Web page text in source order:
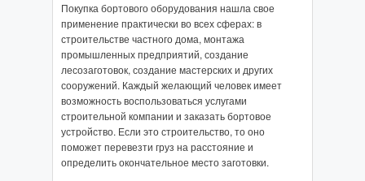
Покупка бортового оборудования нашла свое
применение практически во всех сферах: в
строительстве частного дома, монтажа
промышленных предприятий, создание
лесозаготовок, создание мастерских и других
сооружений. Каждый желающий человек имеет
возможность воспользоваться услугами
строительной компании и заказать бортовое
устройство. Если это строительство, то оно
поможет перевезти груз на расстояние и
определить окончательное место заготовки.